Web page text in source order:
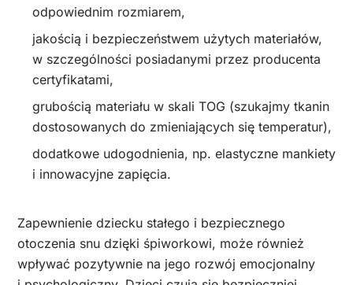
odpowiednim rozmiarem,
jakością i bezpieczeństwem użytych materiałów,
w szczególności posiadanymi przez producenta
certyfikatami,
grubością materiału w skali TOG (szukajmy tkanin
dostosowanych do zmieniających się temperatur),
dodatkowe udogodnienia, np. elastyczne mankiety
i innowacyjne zapięcia.
Zapewnienie dziecku stałego i bezpiecznego
otoczenia snu dzięki śpiworkowi, może również
wpływać pozytywnie na jego rozwój emocjonalny